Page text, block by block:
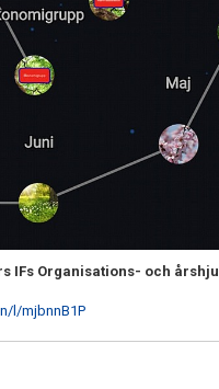
IFs Organisations- och
l/mjbnnB1P